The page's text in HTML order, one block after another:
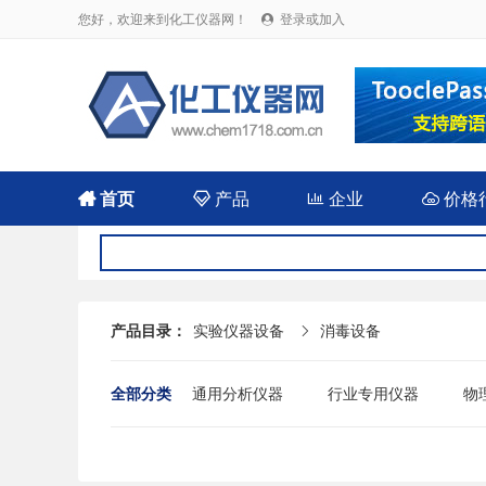
您好，欢迎来到化工仪器网！  登录或加入
首页 产品  企业 价格
产品目录： 实验仪器设备  消毒设备
全部分类 通用分析仪器 行业专用仪器 物